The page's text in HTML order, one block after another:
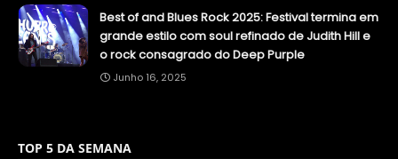
Best of and Blues Rock 2025: Festival termina em
grande estilo com soul refinado de Judith Hill e
o rock consagrado do Deep Purple
Junho 16, 2025
TOP 5 DA SEMANA